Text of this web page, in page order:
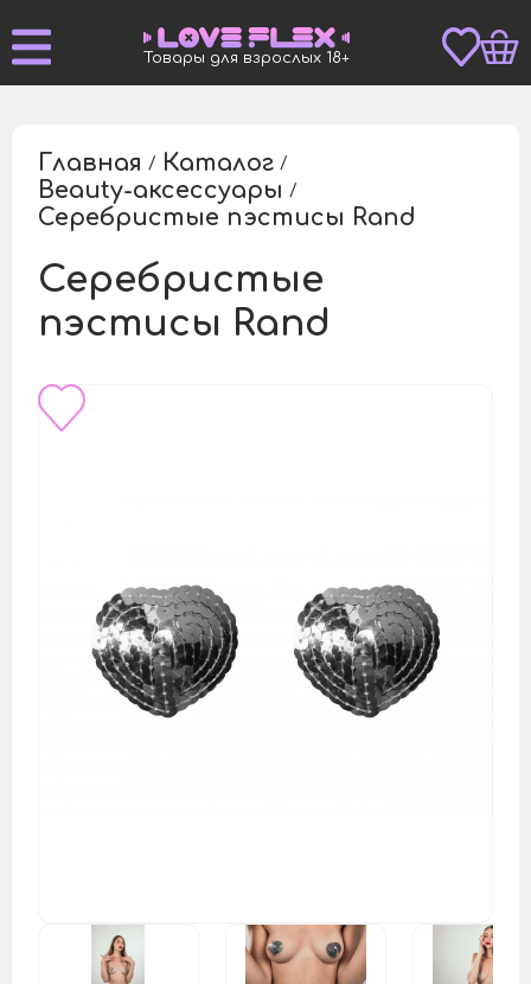
Товары для взрослых 18+
Главная / Каталог /
Beauty-аксессуары /
Серебристые пэстисы Rand
Серебристые
пэстисы Rand